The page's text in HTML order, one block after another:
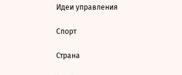
Идеи управления
Спорт
Страна